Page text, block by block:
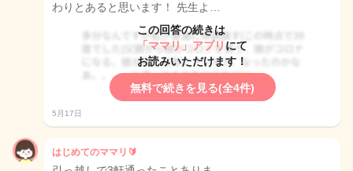
わりとあると思います！ 先生よ…
この回答の続きは
「ママリ」アプリ にて
お読みいただけます！
無料で続きを見る(全4件)
5月17日
はじめてのママリ🔰